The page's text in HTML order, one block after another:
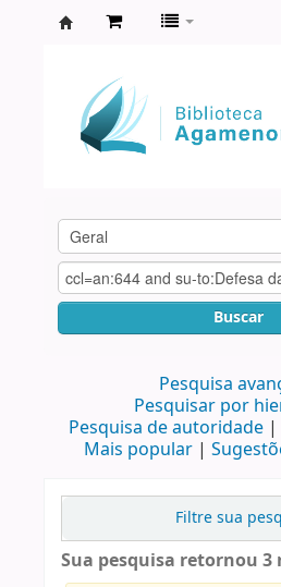
Agamenon
Magalhães
Buscar
Pesquisa
Pesquisar por
Pesquisa de autoridade
Mais popular
Filtre sua
Sua pesquisa retornou 3